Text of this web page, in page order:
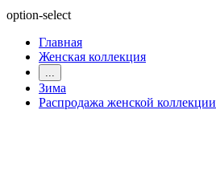
option-select
Главная
Женская коллекция
Зима
Распродажа женской коллекции